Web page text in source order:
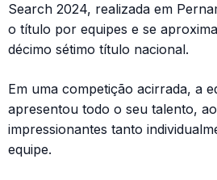
Search 2024, realizada em
o título por equipes e se
décimo sétimo título nacional.
Em uma competição acirrada, a
apresentou todo o seu talento,
impressionantes tanto
equipe.